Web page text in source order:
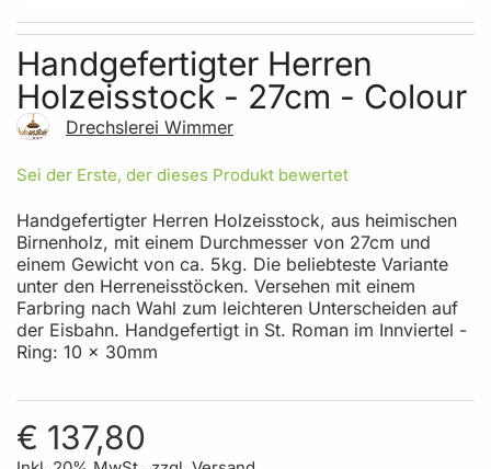
Skip to the beginning of the images gallery
Handgefertigter Herren
Holzeisstock - 27cm - Colour
Drechslerei Wimmer
Sei der Erste, der dieses Produkt bewertet
Handgefertigter Herren Holzeisstock, aus heimischen
Birnenholz, mit einem Durchmesser von 27cm und
einem Gewicht von ca. 5kg. Die beliebteste Variante
unter den Herreneisstöcken. Versehen mit einem
Farbring nach Wahl zum leichteren Unterscheiden auf
der Eisbahn. Handgefertigt in St. Roman im Innviertel -
Ring: 10 x 30mm
€ 137,80